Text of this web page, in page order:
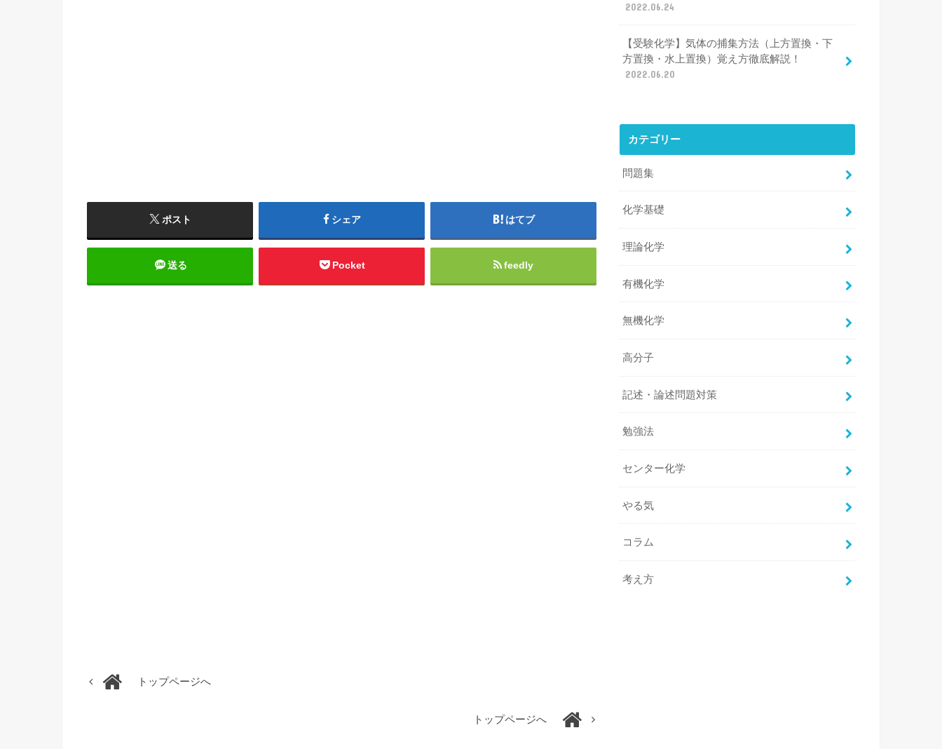
ポスト シェア はてブ
送る Pocket feedly
トップページへ
トップページへ
2022.06.24
【受験化学】気体の捕集方法（上方置換・下
方置換・水上置換）覚え方徹底解説！
2022.06.20
カテゴリー
問題集
化学基礎
理論化学
有機化学
無機化学
高分子
記述・論述問題対策
勉強法
センター化学
やる気
コラム
考え方